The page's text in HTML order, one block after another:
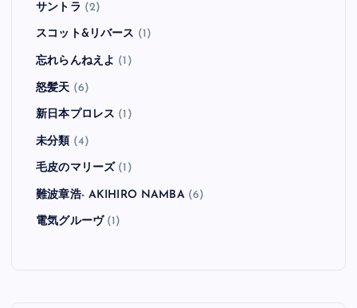
サントラ (2)
スコット&リバース (1)
忘れらんねえよ (1)
怒髪天 (6)
新日本プロレス (1)
未分類 (4)
毛皮のマリーズ (1)
難波章浩- AKIHIRO NAMBA(6)
電気グルーヴ(1)